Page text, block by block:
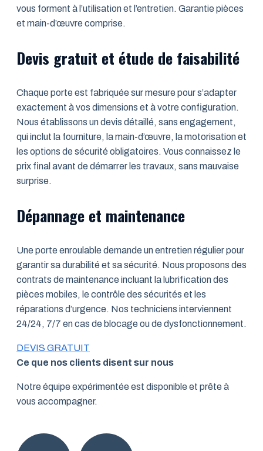
vous forment à l’utilisation et l’entretien. Garantie pièces
et main-d’œuvre comprise.
Devis gratuit et étude de faisabilité
Chaque porte est fabriquée sur mesure pour s’adapter
exactement à vos dimensions et à votre configuration.
Nous établissons un devis détaillé, sans engagement,
qui inclut la fourniture, la main-d’œuvre, la motorisation et
les options de sécurité obligatoires. Vous connaissez le
prix final avant de démarrer les travaux, sans mauvaise
surprise.
Dépannage et maintenance
Une porte enroulable demande un entretien régulier pour
garantir sa durabilité et sa sécurité. Nous proposons des
contrats de maintenance incluant la lubrification des
pièces mobiles, le contrôle des sécurités et les
réparations d’urgence. Nos techniciens interviennent
24/24, 7/7 en cas de blocage ou de dysfonctionnement.
DEVIS GRATUIT
Ce que nos clients disent sur nous
Notre équipe expérimentée est disponible et prête à
vous accompagner.